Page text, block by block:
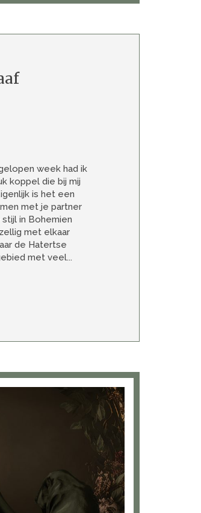
week had ik
koppel die bij mij
is het een
met je partner
in Bohemien
met elkaar
de Hatertse
met veel...